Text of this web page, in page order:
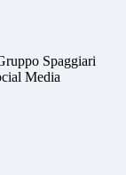
Spaggiari
Media